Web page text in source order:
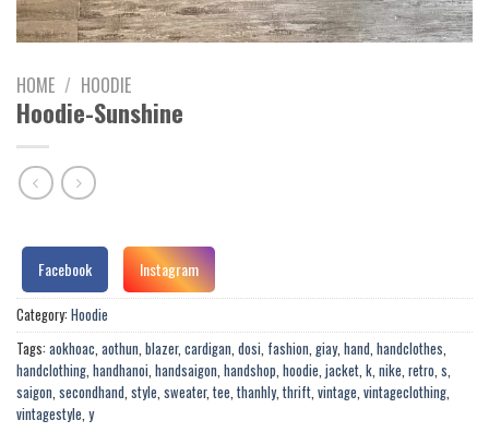
HOME / HOODIE
Hoodie-Sunshine
Facebook Instagram
Category: Hoodie
Tags: aokhoac aothun blazer, cardigan dosi fashion giay, hand handclothes
handclothing handhanoi handsaigon handshop hoodie jacket k nike retro s
saigon secondhand style sweater, tee thanhly, thrift vintage vintageclothing
vintagestyle y